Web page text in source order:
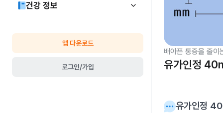
건강 정보
앱 다운로드
로그인/가입
배아픈 통증을 줄이
유가인정
유가인정